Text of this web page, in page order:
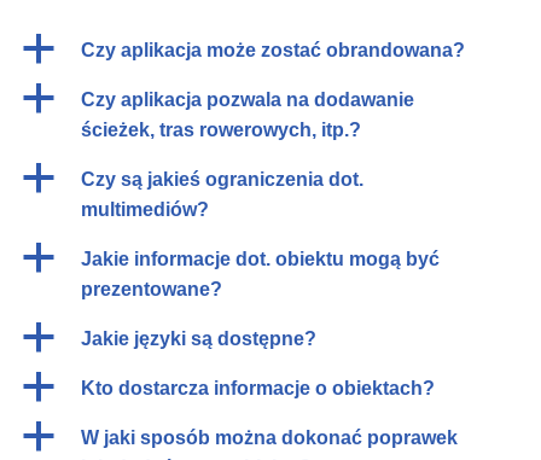
a Czy aplikacja może zostać obrandowana?
a
Czy aplikacja pozwala na dodawanie
ścieżek, tras rowerowych, itp.?
a
Czy są jakieś ograniczenia dot.
multimediów?
a
Jakie informacje dot. obiektu mogą być
prezentowane?
a Jakie języki są dostępne?
a Kto dostarcza informacje o obiektach?
a
W jaki sposób można dokonać poprawek